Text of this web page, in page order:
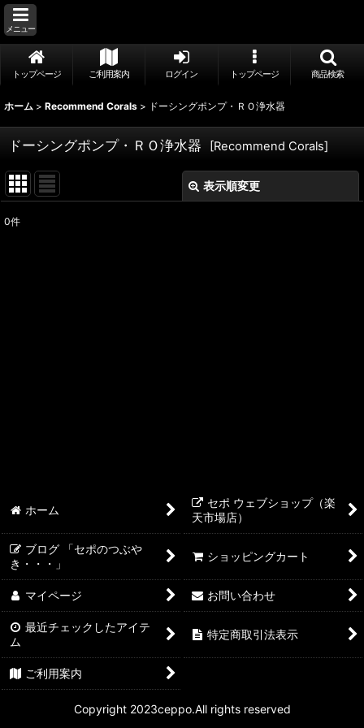
メニュー
トップページ ご利用案内 ログイン トップページ 商品検索
ホーム > Recommend Corals > ドーシングポンプ・ＲＯ浄水器
ドーシングポンプ・ＲＯ浄水器 [Recommend Corals]
表示順変更
0件
ホーム
セポ ウェブショップ（楽
天市場店）
ブログ 「セポのつぶや
き・・・」
ショッピングカート
マイページ お問い合わせ
最近チェックしたアイテ
ム
特定商取引法表示
ご利用案内
Copyright 2023ceppo.All rights reserved